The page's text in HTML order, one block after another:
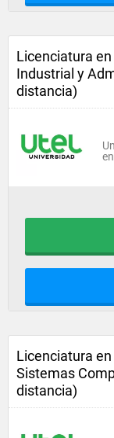
Licenciatura
Industrial y
distancia)
Licenciatura
Sistemas
distancia)